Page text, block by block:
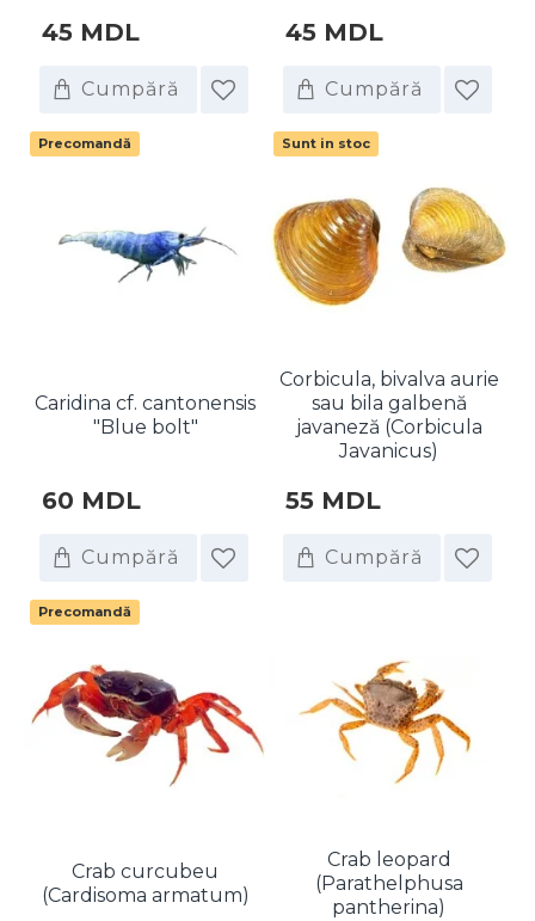
45 MDL
Cumpără
45 MDL
Cumpără
Precomandă
Caridina cf. cantonensis
"Blue bolt"
60 MDL
Cumpără
Sunt in stoc
Corbicula, bivalva aurie
sau bila galbenă
javaneză (Corbicula
Javanicus)
55 MDL
Cumpără
Precomandă
Crab curcubeu
(Cardisoma armatum)
Crab leopard
(Parathelphusa
pantherina)